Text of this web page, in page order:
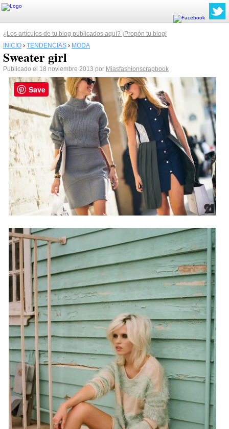
¿Los artículos de tu blog publicados aquí? ¡Propón tu blog!
INICIO › TENDENCIAS › MODA
Sweater girl
Publicado el 18 noviembre 2013 por Miasfashionscrapbook
Save